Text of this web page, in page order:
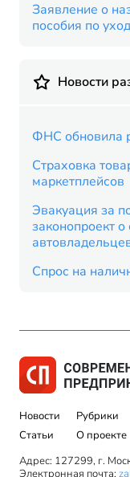
Заявление о
пособия по
Новости
ФНС обновила
Страховка
маркетплейсов
Эвакуация за
законопроект
Спрос на
Новости
Статьи
Рубрики
О проекте
Адрес: 127299, г.
Электронная почта: